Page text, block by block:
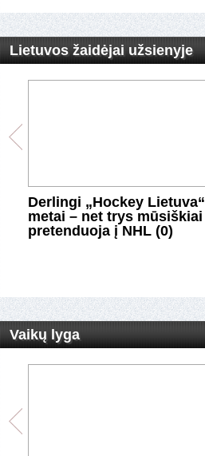
Lietuvos žaidėjai užsienyje
Derlingi „Hockey Lietuva“
metai – net trys mūsiškiai
pretenduoja į NHL (0)
Vaikų lyga